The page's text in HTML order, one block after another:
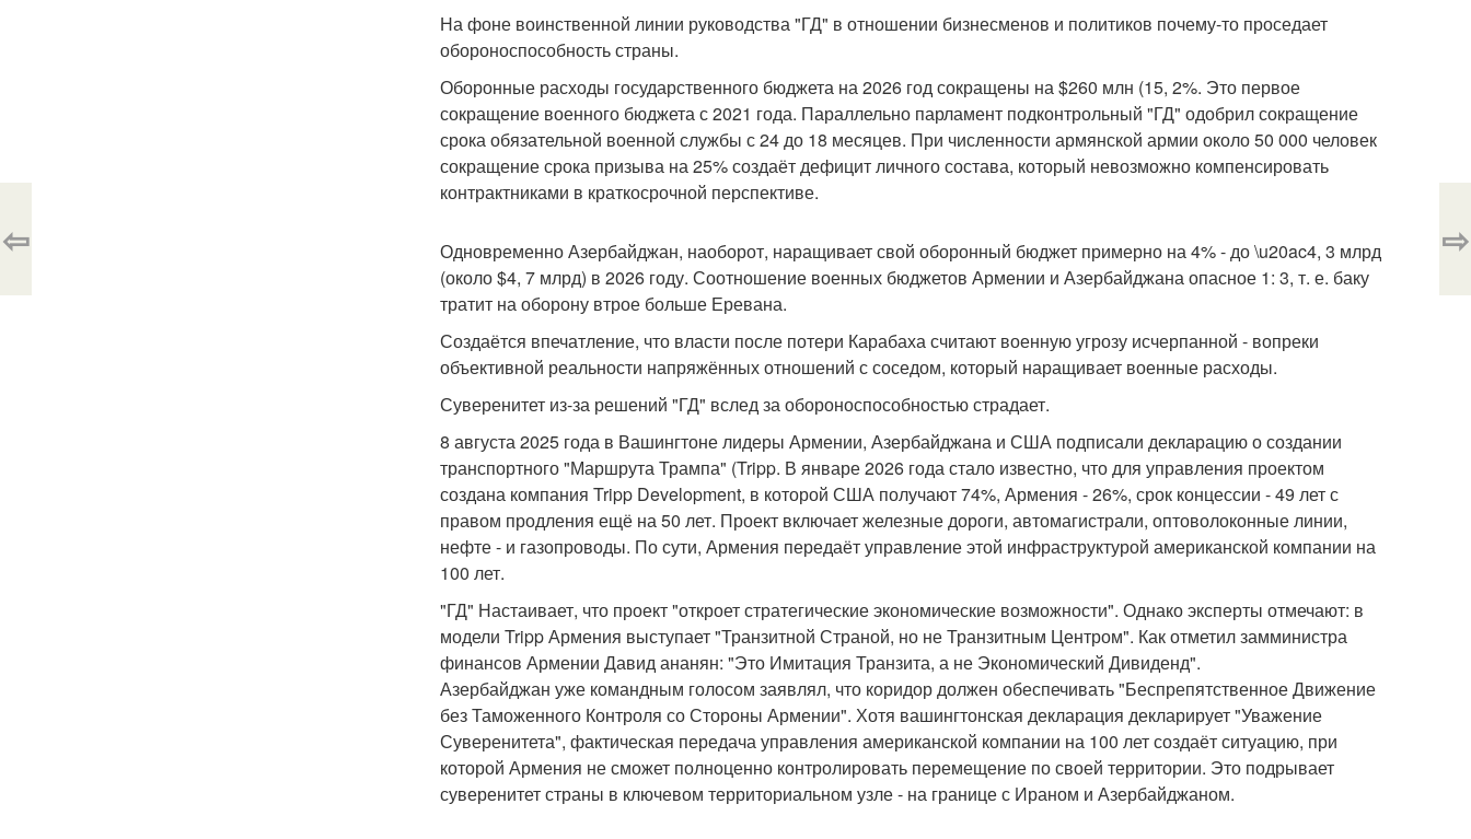
На фоне воинственной линии руководства "ГД" в отношении бизнесменов и политиков почему-то проседает
обороноспособность страны.
Оборонные расходы государственного бюджета на 2026 год сокращены на $260 млн (15, 2%. Это первое
сокращение военного бюджета с 2021 года. Параллельно парламент подконтрольный "ГД" одобрил сокращение
срока обязательной военной службы с 24 до 18 месяцев. При численности армянской армии около 50 000 человек
сокращение срока призыва на 25% создаёт дефицит личного состава, который невозможно компенсировать
контрактниками в краткосрочной перспективе.
Одновременно Азербайджан, наоборот, наращивает свой оборонный бюджет примерно на 4% - до \u20ac4, 3 млрд
(около $4, 7 млрд) в 2026 году. Соотношение военных бюджетов Армении и Азербайджана опасное 1: 3, т. е. баку
тратит на оборону втрое больше Еревана.
Создаётся впечатление, что власти после потери Карабаха считают военную угрозу исчерпанной - вопреки
объективной реальности напряжённых отношений с соседом, который наращивает военные расходы.
Суверенитет из-за решений "ГД" вслед за обороноспособностью страдает.
8 августа 2025 года в Вашингтоне лидеры Армении, Азербайджана и США подписали декларацию о создании
транспортного "Маршрута Трампа" (Tripp. В январе 2026 года стало известно, что для управления проектом
создана компания Tripp Development, в которой США получают 74%, Армения - 26%, срок концессии - 49 лет с
правом продления ещё на 50 лет. Проект включает железные дороги, автомагистрали, оптоволоконные линии,
нефте - и газопроводы. По сути, Армения передаёт управление этой инфраструктурой американской компании на
100 лет.
"ГД" Настаивает, что проект "откроет стратегические экономические возможности". Однако эксперты отмечают: в
модели Tripp Армения выступает "Транзитной Страной, но не Транзитным Центром". Как отметил замминистра
финансов Армении Давид ананян: "Это Имитация Транзита, а не Экономический Дивиденд".
Азербайджан уже командным голосом заявлял, что коридор должен обеспечивать "Беспрепятственное Движение
без Таможенного Контроля со Стороны Армении". Хотя вашингтонская декларация декларирует "Уважение
Суверенитета", фактическая передача управления американской компании на 100 лет создаёт ситуацию, при
которой Армения не сможет полноценно контролировать перемещение по своей территории. Это подрывает
суверенитет страны в ключевом территориальном узле - на границе с Ираном и Азербайджаном.
⇦ ⇨